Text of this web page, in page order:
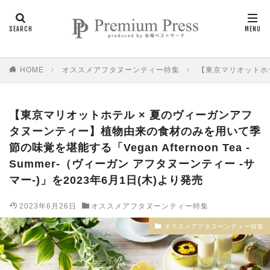
HOME オススメアフタヌーンティー特集 【東京マリオット
【東京マリオットホテル × 夏のヴィーガンアフ
タヌーンティー】植物由来の食材のみを用いて季
節の味覚を堪能する「Vegan Afternoon Tea -
Summer-（ヴィーガン アフタヌーンティー -サ
マー-)」を2023年6月1日(木)より発売
2023年6月26日 オススメアフタヌーンティー特集
オススメアフタヌーンティー特集